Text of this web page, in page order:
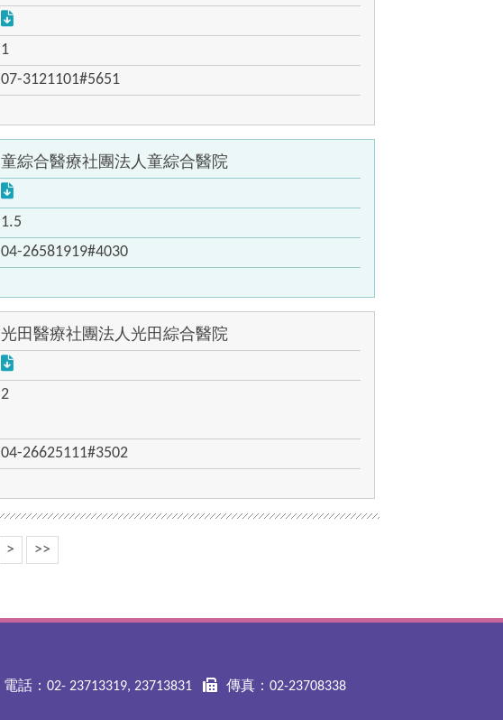
1
07-3121101#5651
童綜合醫療社團法人童綜合醫院
1.5
04-26581919#4030
光田醫療社團法人光田綜合醫院
2
04-26625111#3502
> >>
電話：02- 23713319, 23713831
傳真：02-23708338